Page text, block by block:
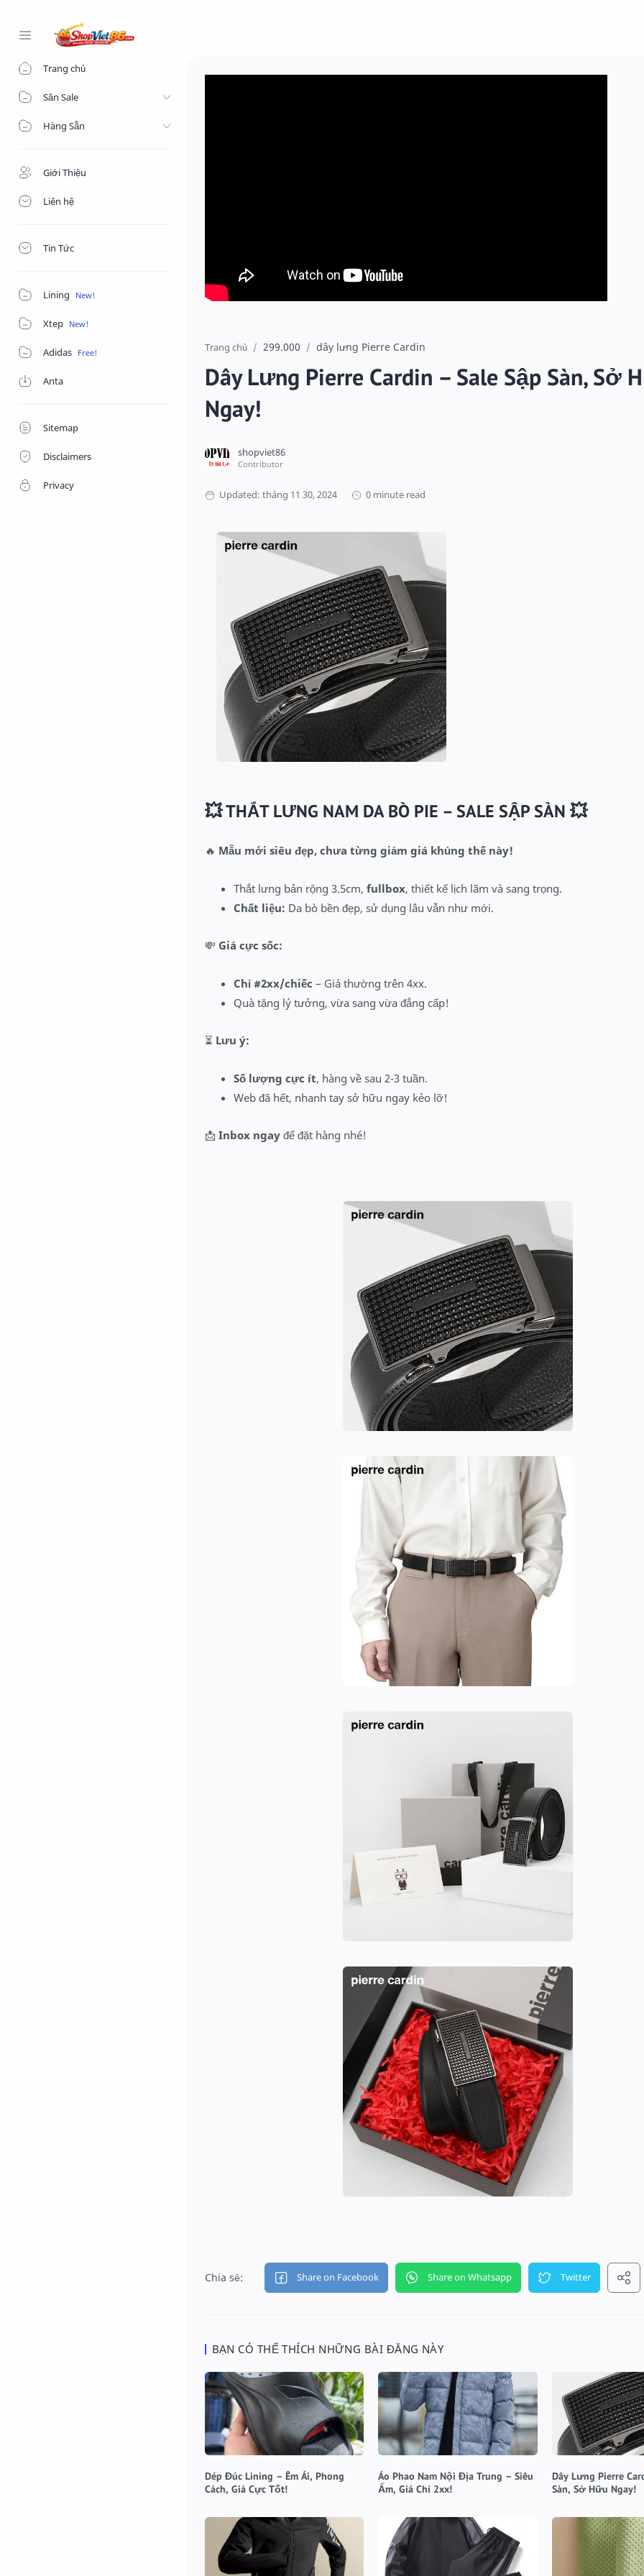
Trang chủ
Săn Sale
Hàng Sẵn
Giới Thiệu
Liên hệ
Tin Tức
Lining
Xtep
Adidas
Anta
Sitemap
Disclaimers
Privacy
Trang chủ 299.000 dây lưng Pierre Cardin
Dây Lưng Pierre Cardin – Sale Sập Sàn, Sở
Ngay!
0 minute read
💥THẮT LƯNG NAM DA BÒ PIE – SALE SẬP SÀN 💥
🔥 Mẫu mới siêu đẹp, chưa từng giảm giá khủng thế này!
Thắt lưng bản rộng 3.5cm, fullbox, thiết kế lịch lãm và sang trọng.
Chất liệu: Da bò bền đẹp, sử dụng lâu vẫn như mới.
💸 Giá cực sốc:
Chỉ #2xx/chiếc – Giá thường trên 4xx.
Quà tặng lý tưởng, vừa sang vừa đẳng cấp!
⏳ Lưu ý:
Số lượng cực ít, hàng về sau 2-3 tuần.
Web đã hết, nhanh tay sở hữu ngay kẻo lỡ!
📩 Inbox ngay để đặt hàng nhé!
BẠN CÓ THỂ THÍCH NHỮNG BÀI ĐĂNG NÀY
Dép Đúc Lining – Êm Ái, Phong
Cách, Giá Cực Tốt!
Áo Phao Nam Nội Địa Trung – Siêu
Ấm, Giá Chỉ 2xx!
Dây Lưng Pierre
Sàn, Sở Hữu Ngay!